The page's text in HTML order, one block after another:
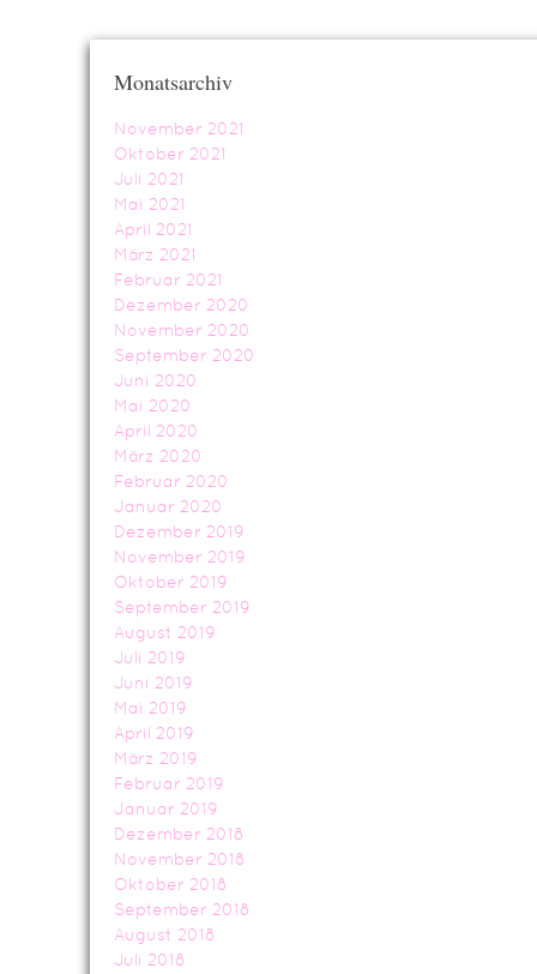
Monatsarchiv
November 2021
Oktober 2021
Juli 2021
Mai 2021
April 2021
März 2021
Februar 2021
Dezember 2020
November 2020
September 2020
Juni 2020
Mai 2020
April 2020
März 2020
Februar 2020
Januar 2020
Dezember 2019
November 2019
Oktober 2019
September 2019
August 2019
Juli 2019
Juni 2019
Mai 2019
April 2019
März 2019
Februar 2019
Januar 2019
Dezember 2018
November 2018
Oktober 2018
September 2018
August 2018
Juli 2018